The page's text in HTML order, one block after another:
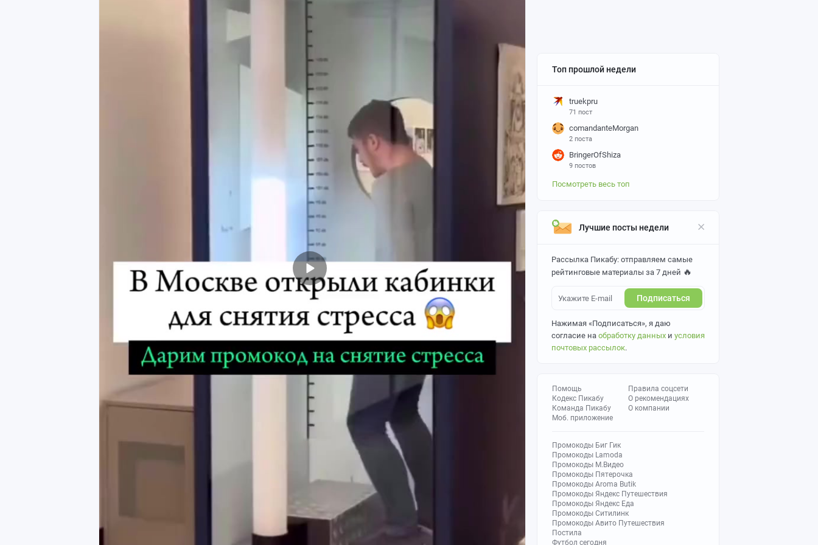
Топ прошлой недели
truekpru
71 пост
comandanteMorgan
2 поста
BringerOfShiza
9 постов
Посмотреть весь топ
Лучшие посты недели
Рассылка Пикабу: отправляем самые
рейтинговые материалы за 7 дней 🔥
Подписаться
Нажимая «Подписаться», я даю
согласие на обработку данных и условия
почтовых рассылок.
Помощь
Кодекс Пикабу
Команда Пикабу
Моб. приложение
Правила соцсети
О рекомендациях
О компании
Промокоды Биг Гик
Промокоды Lamoda
Промокоды М.Видео
Промокоды Пятерочка
Промокоды Aroma Butik
Промокоды Яндекс Путешествия
Промокоды Яндекс Еда
Промокоды Ситилинк
Промокоды Авито Путешествия
Постила
Футбол сегодня